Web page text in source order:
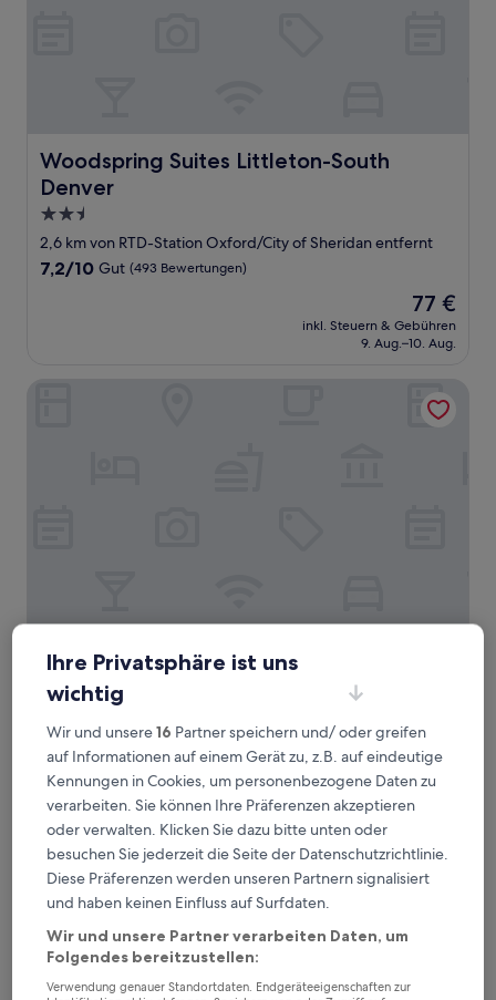
Woodspring Suites Littleton-South
Denver
Woodspring Suites Littleton-South Denver
2.5-
Sterne-
Unterkunft
2,6 km von RTD-Station Oxford/City of Sheridan entfernt
7.2
7,2/10 Gut (493 Bewertungen)
Der
Preis
beträgt
77 €
inkl. Steuern & Gebühren
9. Aug.–10. Aug.
Hotel O Englewood-South Denver CO
Hotel O Englewood-South Denver CO
2.5-
Sterne-
Unterkunft
Jackson Heights, 1,6 km von RTD-Station Oxford/City of
Sheridan entfernt
5.0
von
10,
(108
Bewertungen)
5,0/10 (108 Bewertungen)
Der
Preis
54 €
54 €
inkl. Steuern & Gebühren
12. Aug.–13. Aug.
Holiday Inn Denver Lakewood by IHG
Ihre Privatsphäre ist uns
wichtig
Wir und unsere16 Partner speichern und/ oder greifen
auf Informationen auf einem Gerät zu, z.B. auf eindeutige
Kennungen in Cookies, um personenbezogene Daten zu
verarbeiten. Sie können Ihre Präferenzen akzeptieren
oder verwalten. Klicken Sie dazu bitte unten oder
besuchen Sie jederzeit die Seite der Datenschutzrichtlinie.
Diese Präferenzen werden unseren Partnern signalisiert
und haben keinen Einfluss auf Surfdaten.
Wir und unsere Partner verarbeiten Daten, um
Folgendes bereitzustellen:
Verwendung genauer Standortdaten. Endgeräteeigenschaften zur